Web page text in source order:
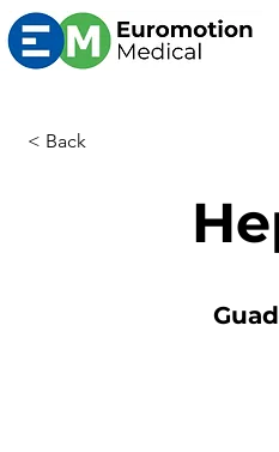
< Back